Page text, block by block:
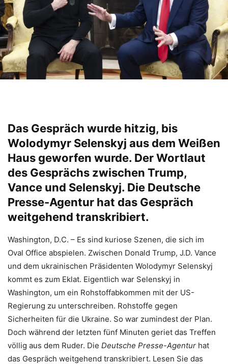
Das Gespräch wurde hitzig, bis
Wolodymyr Selenskyj aus dem Weißen
Haus geworfen wurde. Der Wortlaut
des Gesprächs zwischen Trump,
Vance und Selenskyj. Die Deutsche
Presse-Agentur hat das Gespräch
weitgehend transkribiert.
Washington, D.C. – Es sind kuriose Szenen, die sich im
Oval Office abspielen. Zwischen Donald Trump, J.D. Vance
und dem ukrainischen Präsidenten Wolodymyr Selenskyj
kommt es zum Eklat. Eigentlich war Selenskyj in
Washington, um ein Rohstoffabkommen mit der US-
Regierung zu unterschreiben. Rohstoffe gegen
Sicherheiten für die Ukraine. So war zumindest der Plan.
Doch während der letzten fünf Minuten geriet das Treffen
völlig aus dem Ruder. Die Deutsche Presse-Agentur hat
das Gespräch weitgehend transkribiert. Lesen Sie das